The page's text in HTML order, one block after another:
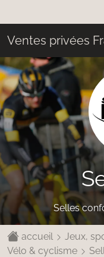
Ventes privées
Selles
accueil Jeux,
Vélo & cyclisme